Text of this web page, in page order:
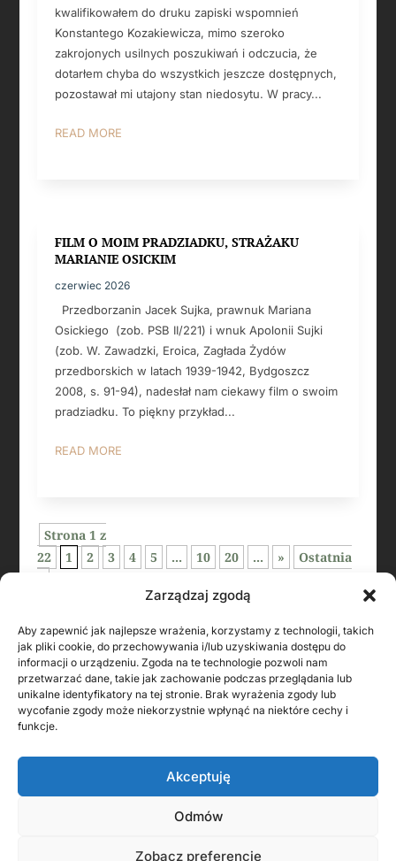
Zarządzaj zgodą
Aby zapewnić jak najlepsze wrażenia, korzystamy z technologii, takich
jak pliki cookie, do przechowywania i/lub uzyskiwania dostępu do
informacji o urządzeniu. Zgoda na te technologie pozwoli nam
przetwarzać dane, takie jak zachowanie podczas przeglądania lub
unikalne identyfikatory na tej stronie. Brak wyrażenia zgody lub
wycofanie zgody może niekorzystnie wpłynąć na niektóre cechy i
funkcje.
Akceptuję
Odmów
Zobacz preferencje
kwalifikowałem do druku zapiski wspomnień
Konstantego Kozakiewicza, mimo szeroko
zakrojonych usilnych poszukiwań i odczucia, że
dotarłem chyba do wszystkich jeszcze dostępnych,
pozostawał mi utajony stan niedosytu. W pracy...
READ MORE
FILM O MOIM PRADZIADKU, STRAŻAKU
MARIANIE OSICKIM
czerwiec 2026
Przedborzanin Jacek Sujka, prawnuk Mariana
Osickiego (zob. PSB II/221) i wnuk Apolonii Sujki
(zob. W. Zawadzki, Eroica, Zagłada Żydów
przedborskich w latach 1939-1942, Bydgoszcz
2008, s. 91-94), nadesłał nam ciekawy film o swoim
pradziadku. To piękny przykład...
READ MORE
Strona 1 z
22
1 2 3 4 5 ... 10 20 ... »
Ostatnia
KONTAKT Z AUTOREM